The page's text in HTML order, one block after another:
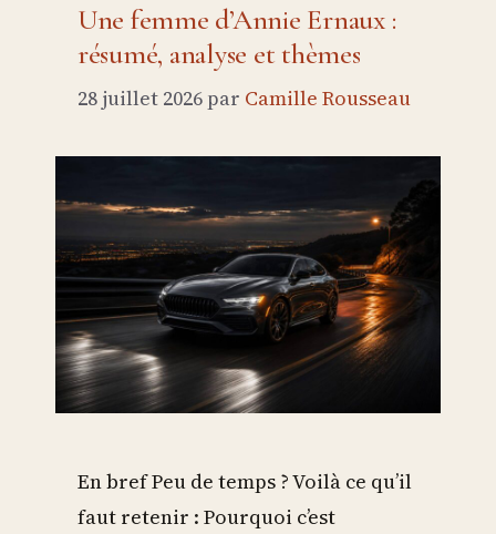
Une femme d’Annie Ernaux :
résumé, analyse et thèmes
28 juillet 2026 par Camille Rousseau
En bref Peu de temps ? Voilà ce qu’il
faut retenir : Pourquoi c’est